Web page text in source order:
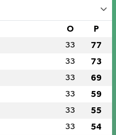
O P
33 77
33 73
33 69
33 59
33 55
33 54